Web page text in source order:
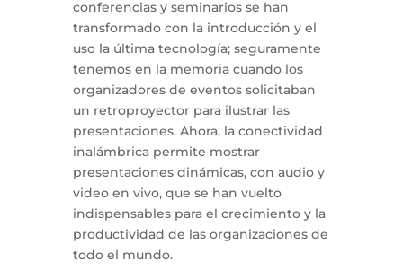
conferencias y seminarios se han
transformado con la introducción y el
uso la última tecnología; seguramente
tenemos en la memoria cuando los
organizadores de eventos solicitaban
un retroproyector para ilustrar las
presentaciones. Ahora, la conectividad
inalámbrica permite mostrar
presentaciones dinámicas, con audio y
video en vivo, que se han vuelto
indispensables para el crecimiento y la
productividad de las organizaciones de
todo el mundo.